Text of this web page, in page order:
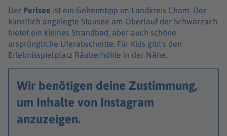
Der Perlsee ist ein Geheimtipp im Landkreis Cham. Der
künstlich angelegte Stausee am Oberlauf der Schwarzach
bietet ein kleines Strandbad, aber auch schöne
ursprüngliche Uferabschnitte. Für Kids gibt's den
Erlebnisspielplatz Räuberhöhle in der Nähe.
Wir benötigen deine Zustimmung,
um Inhalte von Instagram
anzuzeigen.